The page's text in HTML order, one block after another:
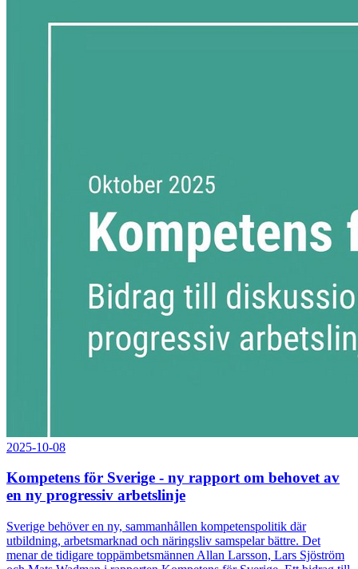
2025-10-08
Kompetens för Sverige - ny rapport om behovet av
en ny progressiv arbetslinje
Sverige behöver en ny, sammanhållen kompetenspolitik där
utbildning, arbetsmarknad och näringsliv samspelar bättre. Det
menar de tidigare toppämbetsmännen Allan Larsson, Lars Sjöström